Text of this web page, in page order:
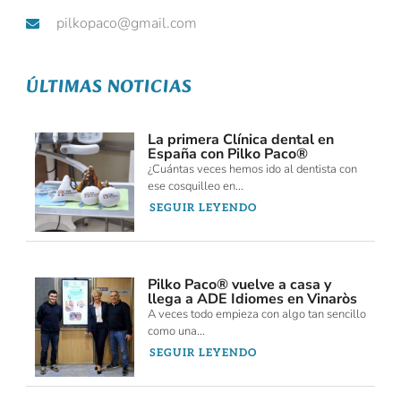
pilkopaco@gmail.com
ÚLTIMAS NOTICIAS
La primera Clínica dental en
España con Pilko Paco®
¿Cuántas veces hemos ido al dentista con
ese cosquilleo en...
SEGUIR LEYENDO
Pilko Paco® vuelve a casa y
llega a ADE Idiomes en Vinaròs
A veces todo empieza con algo tan sencillo
como una...
SEGUIR LEYENDO